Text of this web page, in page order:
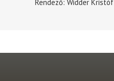
Rendező Widder Kristóf